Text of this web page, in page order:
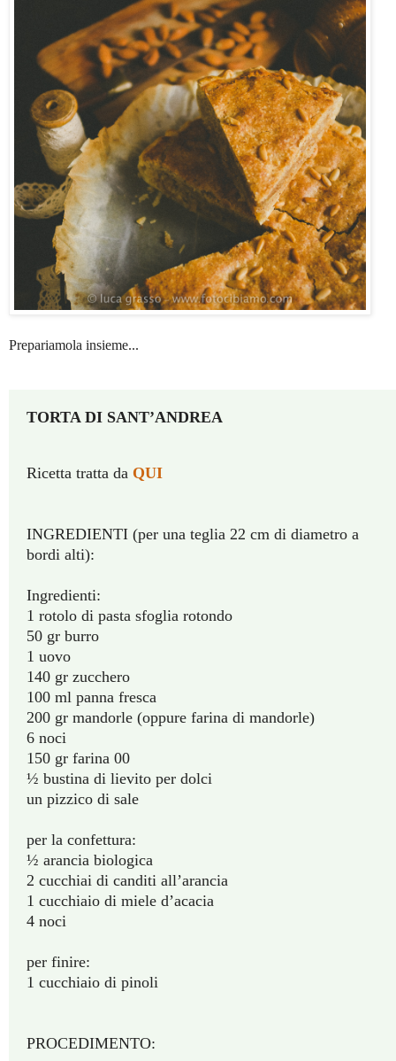
Prepariamola insieme...
TORTA DI SANT’ANDREA
Ricetta tratta da QUI
INGREDIENTI (per una teglia 22 cm di diametro a
bordi alti):
Ingredienti:
1 rotolo di pasta sfoglia rotondo
50 gr burro
1 uovo
140 gr zucchero
100 ml panna fresca
200 gr mandorle (oppure farina di mandorle)
6 noci
150 gr farina 00
½ bustina di lievito per dolci
un pizzico di sale
per la confettura:
½ arancia biologica
2 cucchiai di canditi all’arancia
1 cucchiaio di miele d’acacia
4 noci
per finire:
1 cucchiaio di pinoli
PROCEDIMENTO: